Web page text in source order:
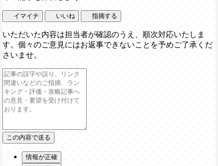
イマイチ いいね 指摘する
いただいた内容は担当者が確認のうえ、順次対応いたしま
す。個々のご意見にはお返事できないことを予めご了承くだ
さいませ。
情報が正確